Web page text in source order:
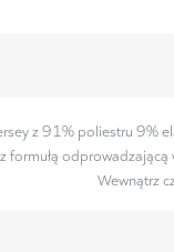
z 91% poliestru 9%
z formułą odprowadzającą
Wewnątrz